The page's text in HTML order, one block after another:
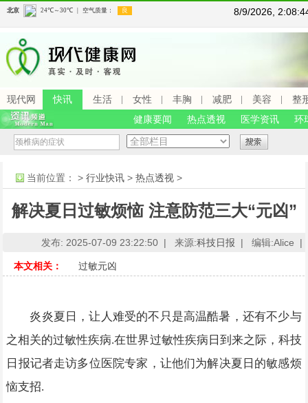
8/9/2026,
现代网 快讯 生活 女性 丰胸 减肥 美容
整
健康要闻
热点透视 医学资讯 环
当前位置： >行业快讯 >热点透视 >
解决夏日过敏烦恼 注意防范三大“元凶”
发布: 2025-07-09 23:22:50 | 来源:科技日报 | 编辑:Alice |
本文相关： 过敏元凶
炎炎夏日，让人难受的不只是高温酷暑，还有不少与
之相关的过敏性疾病.在世界过敏性疾病日到来之际，科技
日报记者走访多位医院专家，让他们为解决夏日的敏感烦
恼支招.